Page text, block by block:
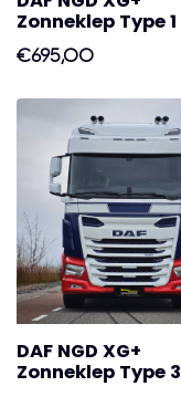
Zonneklep Type 1
€695,00
DAF NGD XG+
Zonneklep Type 3